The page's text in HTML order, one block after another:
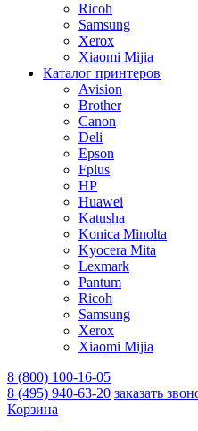
Ricoh
Samsung
Xerox
Xiaomi Mijia
Каталог принтеров
Avision
Brother
Canon
Deli
Epson
Fplus
HP
Huawei
Katusha
Konica Minolta
Kyocera Mita
Lexmark
Pantum
Ricoh
Samsung
Xerox
Xiaomi Mijia
8 (800) 100-16-05
8 (495) 940-63-20 заказать
Корзина